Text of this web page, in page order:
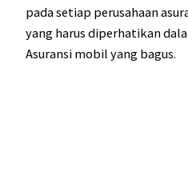
pada setiap perusahaan
yang harus diperhatikan
Asuransi mobil yang bagus.